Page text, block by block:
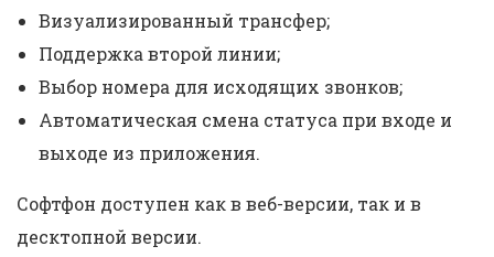
Визуализированный трансфер;
Поддержка второй линии;
Выбор номера для исходящих звонков;
Автоматическая смена статуса при входе и
выходе из приложения.
Софтфон доступен как в веб-версии, так и в
десктопной версии.